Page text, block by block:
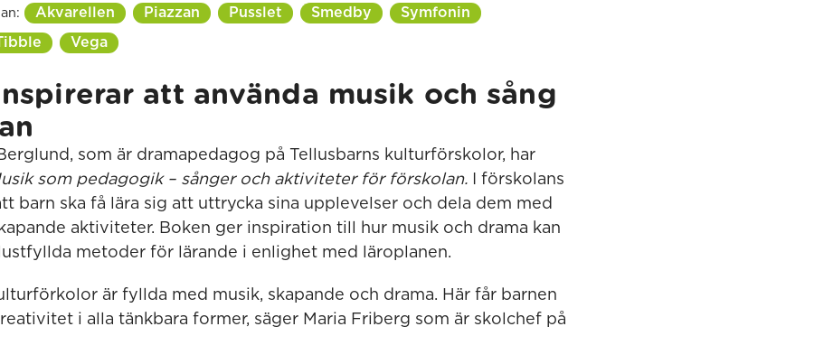
Akvarellen Piazzan Pusslet Smedby Symfonin
Vega
att använda musik och sång
som är dramapedagog på Tellusbarns kulturförskolor, har
som pedagogik – sånger och aktiviteter för förskolan. I förskolans
barn ska få lära sig att uttrycka sina upplevelser och dela dem med
aktiviteter. Boken ger inspiration till hur musik och drama kan
metoder för lärande i enlighet med läroplanen.
är fyllda med musik, skapande och drama. Här får barnen
i alla tänkbara former, säger Maria Friberg som är skolchef på